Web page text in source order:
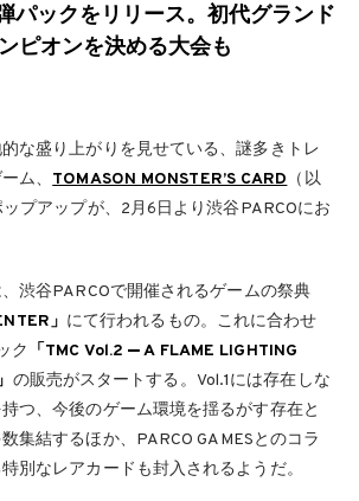
パックをリリース。初代グランド
ピオンを決める大会も
な盛り上がりを見せている、謎多きトレ
ム、 TOMASON MONSTER’S CARD （以
プアップが、2月6日より渋谷PARCOにお
渋谷PARCOで開催されるゲームの祭典
」 にて行われるもの。これに合わせ
ク 「TMC Vol.2 ‒ A FLAME LIGHTING
の販売がスタートする。Vol.1には存在しな
つ、今後のゲーム環境を揺るがす存在と
集結するほか、PARCO GAMESとのコラ
別なレアカードも封入されるようだ。